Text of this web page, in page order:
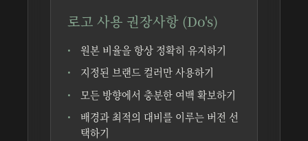
로고 사용 권장사항 (Do's)
원본 비율을 항상 정확히 유지하기
지정된 브랜드 컬러만 사용하기
모든 방향에서 충분한 여백 확보하기
배경과 최적의 대비를 이루는 버전 선
택하기